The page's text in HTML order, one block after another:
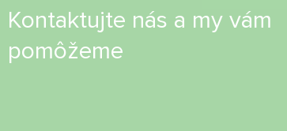
Kontaktujte nás a my vám
pomôžeme